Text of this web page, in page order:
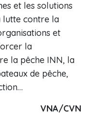
et les solutions
lutte contre la
et
la
la pêche INN, la
de pêche,
VNA/CVN